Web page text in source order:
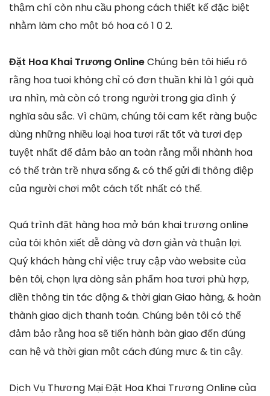
thậm chí còn nhu cầu phong cách thiết kế đặc biệt
nhằm làm cho một bó hoa có 1 0 2.
Đặt Hoa Khai Trương OnlineChúng bên tôi hiểu rõ
rằng hoa tuoi không chỉ có đơn thuần khi là 1 gói quà
ưa nhìn, mà còn có trong người trong gia đình ý
nghĩa sâu sắc. Vì chũm, chúng tôi cam kết ràng buộc
dùng những nhiều loại hoa tươi rất tốt và tươi đẹp
tuyệt nhất để đảm bảo an toàn rằng mỗi nhành hoa
có thể tràn trề nhựa sống & có thể gửi đi thông điệp
của người chơi một cách tốt nhất có thể.
Quá trình đặt hàng hoa mở bán khai trương online
của tôi khôn xiết dễ dàng và đơn giản và thuận lợi.
Quý khách hàng chỉ việc truy cập vào website của
bên tôi, chọn lựa dòng sản phẩm hoa tươi phù hợp,
điền thông tin tác động & thời gian Giao hàng, & hoàn
thành giao dịch thanh toán. Chúng bên tôi có thể
đảm bảo rằng hoa sẽ tiến hành bàn giao đến đúng
can hệ và thời gian một cách đúng mực & tin cậy.
Dịch Vụ Thương Mại Đặt Hoa Khai Trương Online của